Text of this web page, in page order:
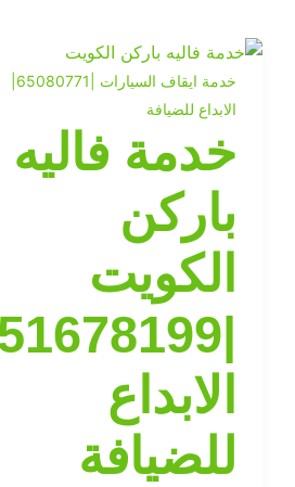
الابداع للضيافة
خدمة فاليه
باركن
الكويت
الابداع
للضيافة